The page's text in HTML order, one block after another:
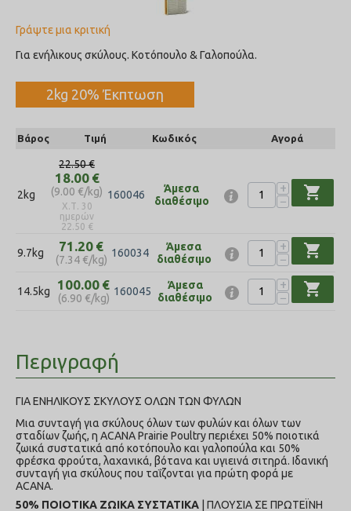
Γράψτε μια κριτική
Για ενήλικους σκύλους. Κοτόπουλο & Γαλοπούλα.
2kg 20% Έκπτωση
Βάρος Τιμή Κωδικός Αγορά
2kg
22.50€
18.00 €
(9.00 €/kg)
Χ.Τ. 30
ημερών
22.50 €
160046
Άμεσα
διαθέσιμο
+
−
shopping_cart
9.7kg 71.20 €
(7.34€/kg)
160034
Άμεσα
διαθέσιμο
+
−
shopping_cart
14.5kg 100.00 €
(6.90 €/kg)
160045
Άμεσα
διαθέσιμο
+
−
shopping_cart
Περιγραφή
ΓΙΑ ΕΝΗΛΙΚΟΥΣ ΣΚΥΛΟΥΣ ΟΛΩΝ ΤΩΝ ΦΥΛΩΝ
Μια συνταγή για σκύλους όλων των φυλών και όλων των
σταδίων ζωής, η ACANA Prairie Poultry περιέχει 50% ποιοτικά
ζωικά συστατικά από κοτόπουλο και γαλοπούλα και 50%
φρέσκα φρούτα, λαχανικά, βότανα και υγιεινά σιτηρά. Ιδανική
συνταγή για σκύλους που ταΐζονται για πρώτη φορά με
ACANA.
50% ΠΟΙΟΤΙΚΑ ZΩΙΚΑ ΣΥΣΤΑΤΙΚΑ
| ΠΛΟΥΣΙΑ ΣΕ ΠΡΩΤΕΪΝΗ